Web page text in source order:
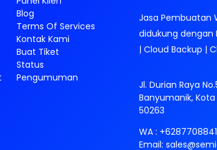
Blog
Terms Of Services
Kontak Kami
Buat Tiket
Status
Pengumuman
Jasa Pembuatan
didukung dengan
| Cloud Backup |
Jl. Durian Raya
Banyumanik,
50263
WA :
Email: